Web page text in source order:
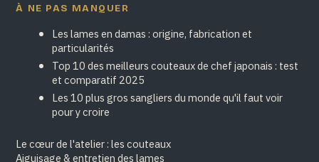
À NE PAS MANQUER
Les lames en damas : origine, fabrication et
particularités
Top 10 des meilleurs couteaux de chef japonais : test
et comparatif 2025
Les 10 plus gros sangliers du monde qu'il faut voir
pour y croire
Le cœur de l'atelier : les couteaux
Aiguisage & entretien des lames